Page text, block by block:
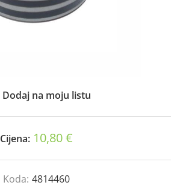
Dodaj na moju listu
Cijena: 10,80 €
Koda: 4814460